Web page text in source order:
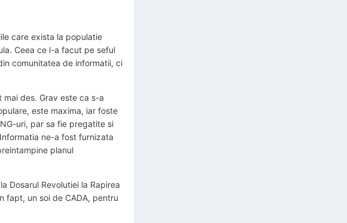
care exista la populatie
Ceea ce l-a facut pe seful
comunitatea de informatii, ci
des. Grav este ca s-a
este maxima, iar foste
uri, par sa fie pregatite si
ne-a fost furnizata
planul
Dosarul Revolutiei la Rapirea
fapt, un soi de CADA, pentru